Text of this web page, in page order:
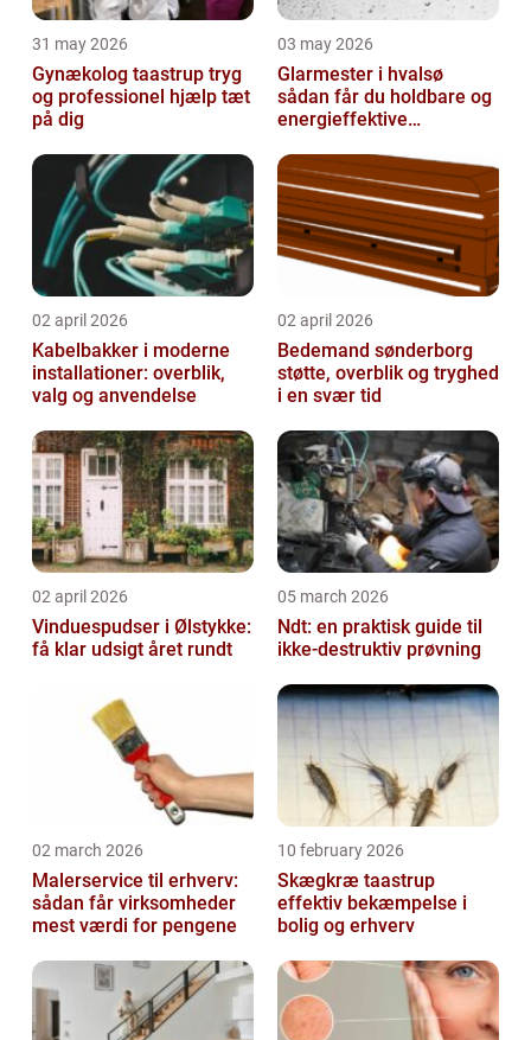
31 may 2026
Gynækolog taastrup tryg
og professionel hjælp tæt
på dig
03 may 2026
Glarmester i hvalsø
sådan får du holdbare og
energieffektive
02 april 2026
Kabelbakker i moderne
installationer: overblik,
valg og anvendelse
02 april 2026
Bedemand sønderborg
støtte, overblik og tryghed
i en svær tid
02 april 2026
Vinduespudser i Ølstykke:
få klar udsigt året rundt
05 march 2026
Ndt: en praktisk guide til
ikke-destruktiv prøvning
02 march 2026
Malerservice til erhverv:
sådan får virksomheder
mest værdi for pengene
10 february 2026
Skægkræ taastrup
effektiv bekæmpelse i
bolig og erhverv